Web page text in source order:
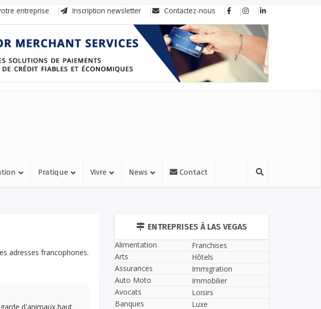
entreprise Inscription newsletter Contactez-nous
Pratique Vivre News Contact
adresses francophones.
d'animaux haut
ENTREPRISES À LAS VEGAS
Alimentation
Arts
Assurances
Auto Moto
Avocats
Banques
Franchises
Hôtels
Immigration
Immobilier
Loisirs
Luxe